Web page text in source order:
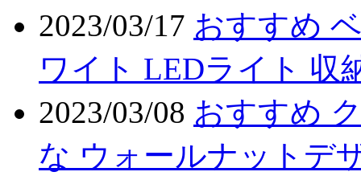
2023/03/17 おすすめ
ワイト LEDライト 収
2023/03/08 おすすめ
な ウォールナットデ